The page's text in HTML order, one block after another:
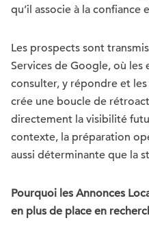
qu’il associe à la confiance
Les prospects sont
Services de Google, où les
consulter, y répondre et
crée une boucle de
directement la visibilité
contexte, la préparation
aussi déterminante que la
Pourquoi les Annonces
en plus de place en